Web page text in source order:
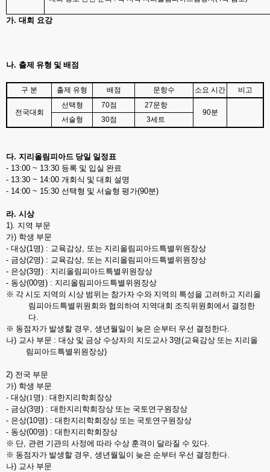
가.대회 요강
나. 출제 유형 및 배점
구 분 출제 유형 배점 문항수 소요 시간 비고
전국대회
선택형 70점 27문항
90분
서술형
30점 3세트
다. 지리올림피아드 당일 일정표
- 13:00 ~ 13:30 등록 및 입실 완료
- 13:30 ~ 14:00 개회식 및 대회 설명
- 14:00 ~ 15:30 선택형 및 서술형 평가(90분)
라. 시상
1). 지역 부문
가) 학생 부문
- 대상(1명) : 교육감상, 또는 지리올림피아드특별위원장상
- 금상(2명) : 교육감상, 또는 지리올림피아드특별위원장상
- 은상(3명) : 지리올림피아드특별위원장상
- 동상(00명) : 지리올림피아드특별위원장상
※ 각 시도 지역의 시상 범위는 참가자 수와 지역의 특성을 고려하고 지리올
림피아드특별위원회와 협의하여 지역대회 조직위원회에서 결정한
다.
※ 동점자가 발생할 경우, 생년월일이 늦은 순부터 우선 결정한다.
나) 교사 부문 : 대상 및 금상 수상자의 지도교사 3명(교육감상 또는 지리올
림피아드특별위원장상)
2) 전국 부문
가) 학생 부문
- 대상(1명) : 대한지리학회장상
- 금상(3명) : 대한지리학회장상 또는 국토연구원장상
- 은상(10명) : 대한지리학회장상 또는 국토연구원장상
- 동상(00명) : 대한지리학회장상
※ 단, 관련 기관의 사정에 따라 수상 훈격이 달라질 수 있다.
※ 동점자가 발생할 경우, 생년월일이 늦은 순부터 우선 결정한다.
나) 교사 부문